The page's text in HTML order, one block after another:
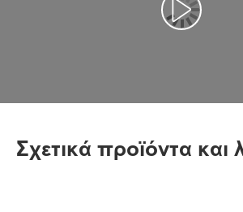
Σχετικά προϊόντα και